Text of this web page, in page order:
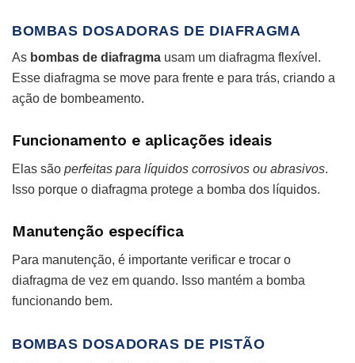
BOMBAS DOSADORAS DE DIAFRAGMA
As bombas de diafragma usam um diafragma flexível.
Esse diafragma se move para frente e para trás, criando a
ação de bombeamento.
Funcionamento e aplicações ideais
Elas são perfeitas para líquidos corrosivos ou abrasivos.
Isso porque o diafragma protege a bomba dos líquidos.
Manutenção específica
Para manutenção, é importante verificar e trocar o
diafragma de vez em quando. Isso mantém a bomba
funcionando bem.
BOMBAS DOSADORAS DE PISTÃO